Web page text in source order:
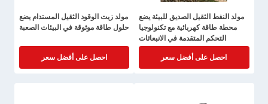
مولد النفط الثقيل الصديق للبيئة يضع
محطة طاقة كهربائية مع تكنولوجيا
التحكم المتقدمة في الانبعاثات
احصل على أفضل سعر
مولد زيت الوقود الثقيل المستدام يضع
حلول طاقة موثوقة في البيئات الصعبة
احصل على أفضل سعر